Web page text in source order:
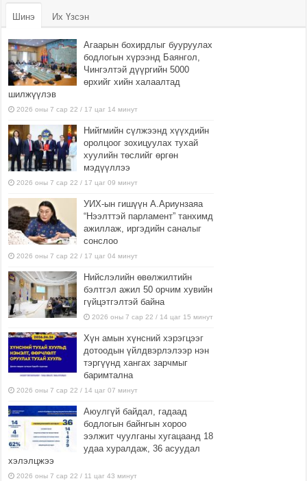
Шинэ Их Үзсэн
Агаарын бохирдлыг бууруулах
бодлогын хүрээнд Баянгол,
Чингэлтэй дүүргийн 5000
өрхийг хийн халаалтад
шилжүүлэв
2026 оны 7 сар 22 / 17 цаг 14 минут
Нийгмийн сүлжээнд хүүхдийн
оролцоог зохицуулах тухай
хуулийн төслийг өргөн
мэдүүллээ
2026 оны 7 сар 22 / 17 цаг 09 минут
УИХ-ын гишүүн А.Ариунзаяа
“Нээлттэй парламент” танхимд
ажиллаж, иргэдийн саналыг
сонслоо
2026 оны 7 сар 22 / 17 цаг 04 минут
Нийслэлийн өвөлжилтийн
бэлтгэл ажил 50 орчим хувийн
гүйцэтгэлтэй байна
2026 оны 7 сар 22 / 14 цаг 15 минут
Хүн амын хүнсний хэрэгцээг
дотоодын үйлдвэрлэлээр нэн
тэргүүнд хангах зарчмыг
баримтална
2026 оны 7 сар 22 / 14 цаг 07 минут
Аюулгүй байдал, гадаад
бодлогын байнгын хороо
ээлжит чуулганы хугацаанд 18
удаа хуралдаж, 36 асуудал
хэлэлцжээ
2026 оны 7 сар 22 / 11 цаг 43 минут